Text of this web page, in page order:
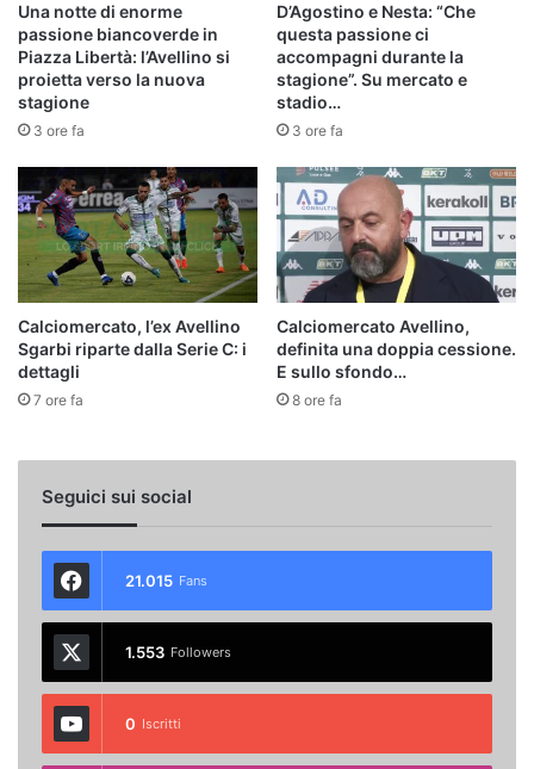
Una notte di enorme
passione biancoverde in
Piazza Libertà: l’Avellino si
proietta verso la nuova
stagione
3 ore fa
D’Agostino e Nesta: “Che
questa passione ci
accompagni durante la
stagione”. Su mercato e
stadio…
3 ore fa
Calciomercato, l’ex Avellino
Sgarbi riparte dalla Serie C: i
dettagli
7 ore fa
Calciomercato Avellino,
definita una doppia cessione.
E sullo sfondo…
8 ore fa
Seguici sui social
21.015 Fans
1.553 Followers
0 Iscritti